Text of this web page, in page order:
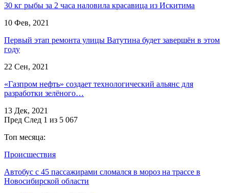
30 кг рыбы за 2 часа наловила красавица из Искитима
10 Фев, 2021
Первый этап ремонта улицы Ватутина будет завершён в этом
году
22 Сен, 2021
«Газпром нефть» создает технологический альянс для
разработки зелёного…
13 Дек, 2021
Пред След 1 из 5 067
Топ месяца:
Происшествия
Автобус с 45 пассажирами сломался в мороз на трассе в
Новосибирской области